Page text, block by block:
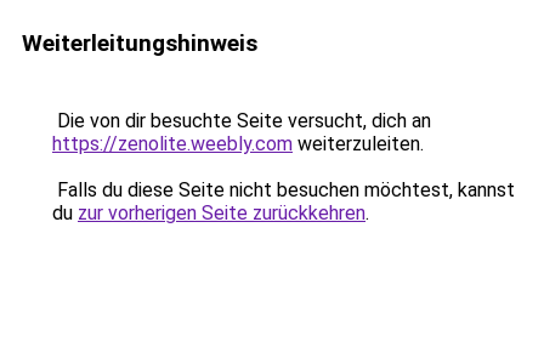
Weiterleitungshinweis
Die von dir besuchte Seite versucht, dich an
https://zenolite.weebly.com weiterzuleiten.
Falls du diese Seite nicht besuchen möchtest, kannst
du zur vorherigen Seite zurückkehren.